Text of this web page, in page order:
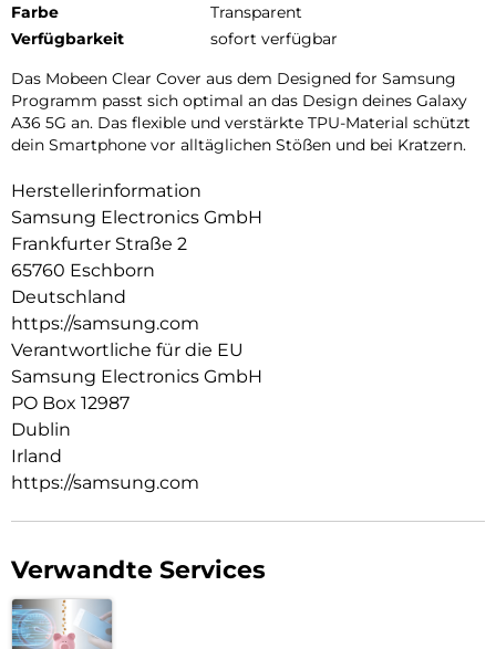
Farbe
Transparent
Verfügbarkeit
sofort verfügbar
Das Mobeen Clear Cover aus dem Designed for Samsung
Programm passt sich optimal an das Design deines Galaxy
A36 5G an. Das flexible und verstärkte TPU-Material schützt
dein Smartphone vor alltäglichen Stößen und bei Kratzern.
Herstellerinformation
Samsung Electronics GmbH
Frankfurter Straße 2
65760 Eschborn
Deutschland
https://samsung.com
Verantwortliche für die EU
Samsung Electronics GmbH
PO Box 12987
Dublin
Irland
https://samsung.com
Verwandte Services